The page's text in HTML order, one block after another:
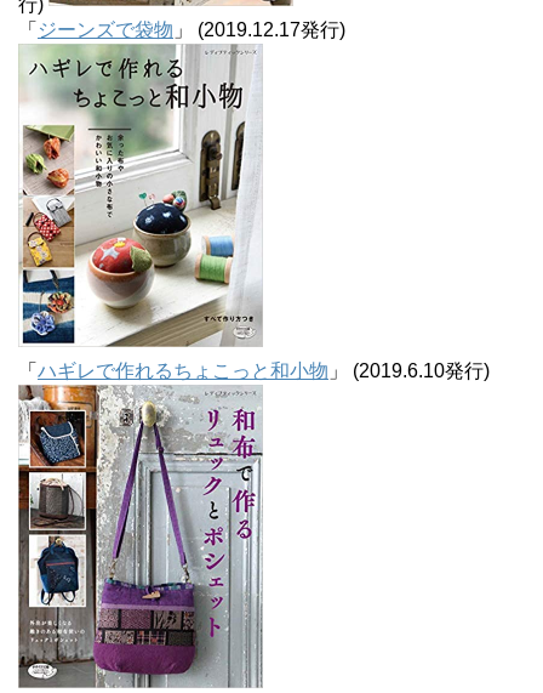
「 ジーンズで袋物 」 (2019.12.17発行)
「 ハギレで作れるちょこっと和小物 」 (2019.6.10発行)